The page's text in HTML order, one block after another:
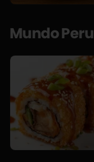
Mundo Peru